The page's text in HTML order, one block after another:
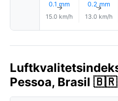
0.1 mm
↑
15.0 km/h
0.2 mm
↑
13.0 km/h
Pessoa, Brasil 🇧🇷